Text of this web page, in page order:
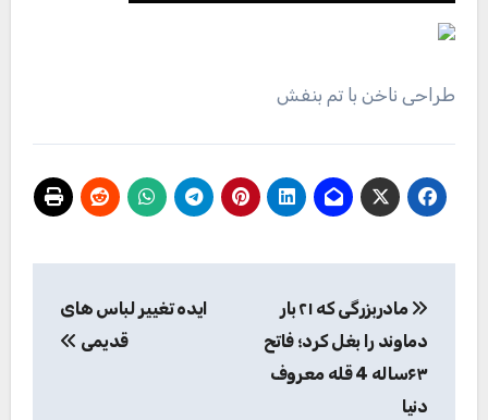
طراحی ناخن با تم بنفش
نوشته
مادربزرگی که ۲۱ بار
دماوند را بغل کرد؛ فاتح
۶۳ساله 4 قله معروف
دنیا
ایده تغییر لباس های
قدیمی